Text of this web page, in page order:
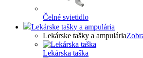
Čelné svietidlo
Lekárske tašky a ampulária
Lekárske tašky a ampulária
Lekárska taška